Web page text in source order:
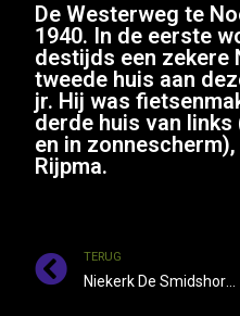
De Westerweg te
1940. In de eerste
destijds een zekere
tweede huis aan
jr. Hij was
derde huis van
en in
Rijpma.
TERUG